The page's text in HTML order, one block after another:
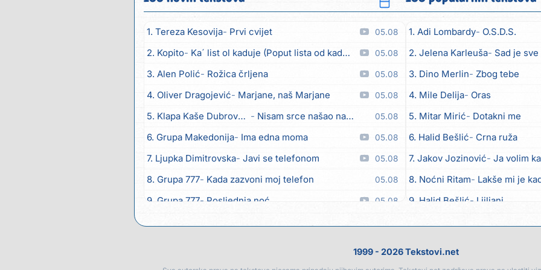
1. Tereza Kesovija Prvi cvijet 05.08
2. Kopito Ka´ list ol kaduje (Poput lista od kadulje) 05.08
3. Alen Polić Rožica črljena 05.08
4. Oliver Dragojević Marjane, naš Marjane 05.08
5. Klapa Kaše Dubrovnik Nisam srce našao na cesti 05.08
6. Grupa Makedonija Ima edna moma 05.08
7. Ljupka Dimitrovska Javi se telefonom 05.08
8. Grupa 777 Kada zazvoni moj telefon 05.08
9. Grupa 777 Posljednja noć 05.08
1. Adi Lombardy
O.S.D.S.
2. Jelena Karleuša
Sad je
3. Dino Merlin
Zbog tebe
4. Mile Delija
Oras
5. Mitar Mirić
Dotakni me
6. Halid Bešlić
Crna ruža
7. Jakov Jozinović
Ja volim
8. Noćni Ritam
Lakše mi je
9. Halid Bešlić
Ljiljani
1999 - 2026 Tekstovi.net